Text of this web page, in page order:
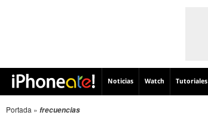
Noticias Watch Tutoriales
Portada » frecuencias